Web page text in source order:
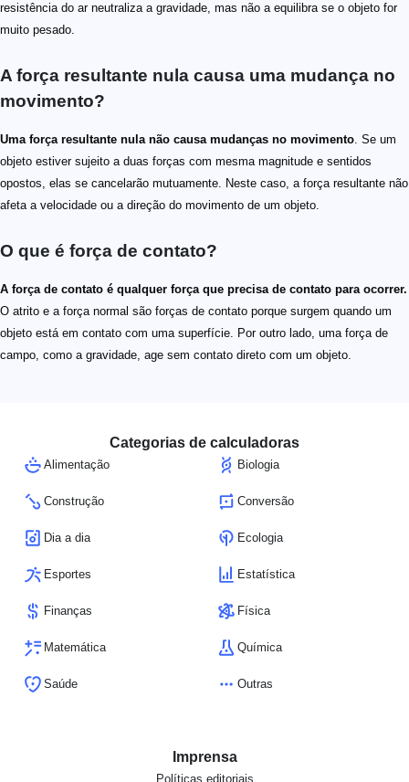
resistência do ar neutraliza a gravidade, mas não a equilibra se o objeto for
muito pesado.
A força resultante nula causa uma mudança no
movimento?
Uma força resultante nula não causa mudanças no movimento. Se um
objeto estiver sujeito a duas forças com mesma magnitude e sentidos
opostos, elas se cancelarão mutuamente. Neste caso, a força resultante não
afeta a velocidade ou a direção do movimento de um objeto.
O que é força de contato?
A força de contato é qualquer força que precisa de contato para ocorrer.
O atrito e a força normal são forças de contato porque surgem quando um
objeto está em contato com uma superfície. Por outro lado, uma força de
campo, como a gravidade, age sem contato direto com um objeto.
Categorias de calculadoras
Alimentação Biologia
Construção Conversão
Dia a dia Ecologia
Esportes Estatística
Finanças Física
Matemática Química
Saúde Outras
Imprensa
Políticas editoriais